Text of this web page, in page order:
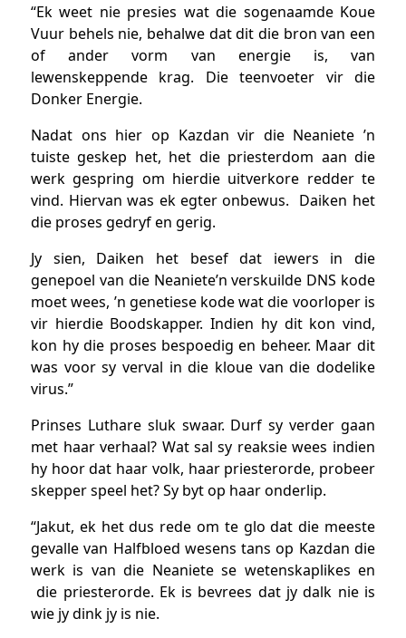
“Ek weet nie presies wat die sogenaamde Koue
Vuur behels nie, behalwe dat dit die bron van een
of ander vorm van energie is, van
lewenskeppende krag. Die teenvoeter vir die
Donker Energie.
Nadat ons hier op Kazdan vir die Neaniete ’n
tuiste geskep het, het die priesterdom aan die
werk gespring om hierdie uitverkore redder te
vind. Hiervan was ek egter onbewus. Daiken het
die proses gedryf en gerig.
Jy sien, Daiken het besef dat iewers in die
genepoel van die Neaniete’n verskuilde DNS kode
moet wees, ’n genetiese kode wat die voorloper is
vir hierdie Boodskapper. Indien hy dit kon vind,
kon hy die proses bespoedig en beheer. Maar dit
was voor sy verval in die kloue van die dodelike
virus.”
Prinses Luthare sluk swaar. Durf sy verder gaan
met haar verhaal? Wat sal sy reaksie wees indien
hy hoor dat haar volk, haar priesterorde, probeer
skepper speel het? Sy byt op haar onderlip.
“Jakut, ek het dus rede om te glo dat die meeste
gevalle van Halfbloed wesens tans op Kazdan die
werk is van die Neaniete se wetenskaplikes en
die priesterorde. Ek is bevrees dat jy dalk nie is
wie jy dink jy is nie.